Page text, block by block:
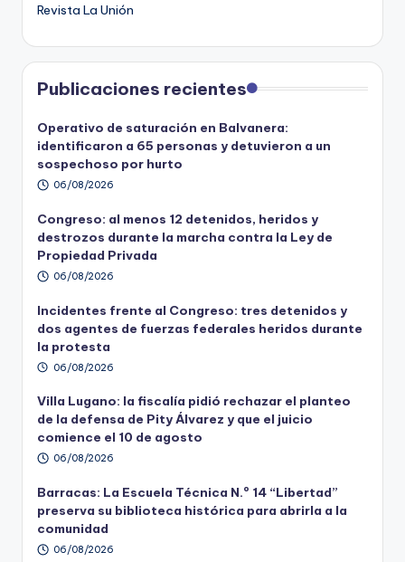
Revista La Unión
Publicaciones recientes
Operativo de saturación en Balvanera:
identificaron a 65 personas y detuvieron a un
sospechoso por hurto
06/08/2026
Congreso: al menos 12 detenidos, heridos y
destrozos durante la marcha contra la Ley de
Propiedad Privada
06/08/2026
Incidentes frente al Congreso: tres detenidos y
dos agentes de fuerzas federales heridos durante
la protesta
06/08/2026
Villa Lugano: la fiscalía pidió rechazar el planteo
de la defensa de Pity Álvarez y que el juicio
comience el 10 de agosto
06/08/2026
Barracas: La Escuela Técnica N.º 14 “Libertad”
preserva su biblioteca histórica para abrirla a la
comunidad
06/08/2026